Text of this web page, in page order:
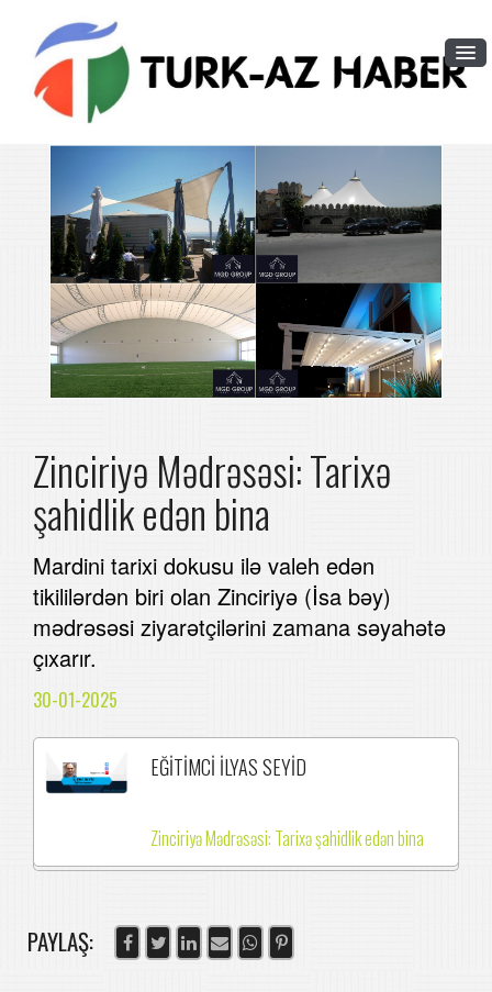
Zinciriyə Mədrəsəsi: Tarixə
şahidlik edən bina
Mardini tarixi dokusu ilə valeh edən
tikililərdən biri olan Zinciriyə (İsa bəy)
mədrəsəsi ziyarətçilərini zamana səyahətə
çıxarır.
30-01-2025
EĞİTİMCİ İLYAS SEYİD
Zinciriyə Mədrəsəsi: Tarixə şahidlik edən bina
PAYLAŞ: